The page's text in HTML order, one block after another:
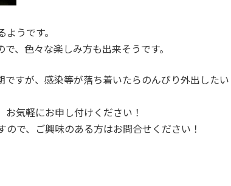
うです。
、色々な楽しみ方も出来そうです。
すが、感染等が落ち着いたらのんびり外出したい
気軽にお申し付けください！
で、ご興味のある方はお問合せください！